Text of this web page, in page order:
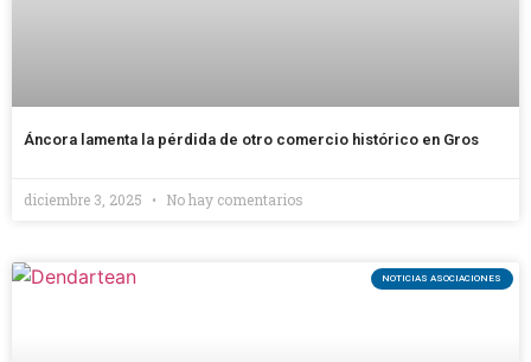
Áncora lamenta la pérdida de otro comercio histórico en Gros
diciembre 3, 2025 No hay comentarios
NOTICIAS ASOCIACIONES